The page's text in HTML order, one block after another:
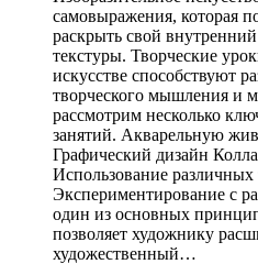
самовыражения, которая
раскрыть свой
текстуры. Творческие
искусстве способствуют
творческого мышления и
рассмотрим несколько
занятий. Акварельную
Графический дизайн
Использование различных
Экспериментирование с
один из основных
позволяет художнику
художественный…